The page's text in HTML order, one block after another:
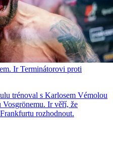
Ir Terminátorovi proti
trénoval s Karlosem Vémolou
Vosgrönemu. Ir věří, že
rozhodnout.